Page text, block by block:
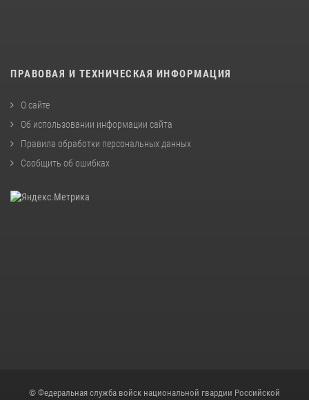
ПРАВОВАЯ И ТЕХНИЧЕСКАЯ ИНФОРМАЦИЯ
О сайте
Об использовании информации сайта
Правила обработки персональных данных
Сообщить об ошибках
© Федеральная служба войск национальной гвардии Российской